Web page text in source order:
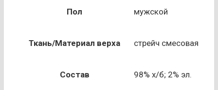
Пол мужской
Ткань/Материал верха стрейч смесовая
Состав 98% х/б; 2% эл.